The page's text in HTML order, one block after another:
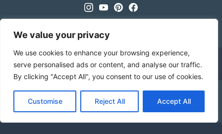
We value your privacy
We use cookies to enhance your browsing experience,
serve personalised ads or content, and analyse our traffic.
By clicking "Accept All", you consent to our use of cookies.
Customise Reject All Accept All
Ab einem Warenwert von 70€ ist deine Bestellung
innerhalb Deutschlands versandkostenfrei!Verwerfen
Instagram
YoutubePinterestFacebook
Sprache